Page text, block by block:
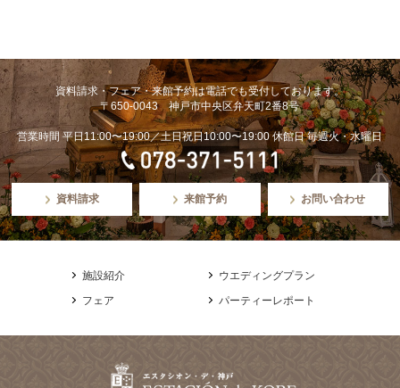
資料請求・フェア・来館予約は電話でも受付しております。
〒650-0043 神戸市中央区弁天町2番8号
営業時間 平日11:00〜19:00／土日祝日10:00〜19:00 休館日 毎週火・水曜日
資料請求 来館予約 お問い合わせ
施設紹介
ウエディングプラン
フェア
パーティーレポート